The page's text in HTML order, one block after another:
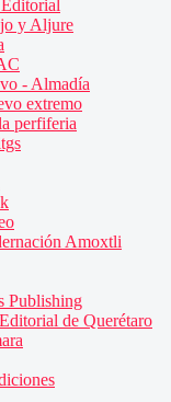
y Aljure
- Almadía
extremo
perfiferia
Amoxtli
Publishing
de Querétaro